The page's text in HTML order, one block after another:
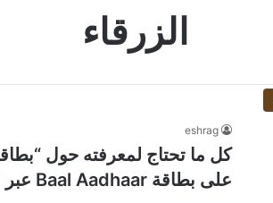
الزرقاء
eshrag
على بطاقة Baal Aadhaar عبر الإنترنت / غير متصل